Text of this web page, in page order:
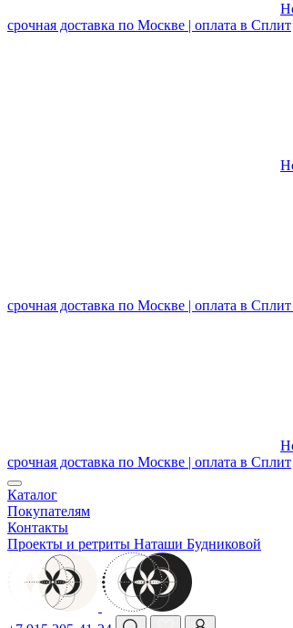
срочная доставка по Москве | оплата в Сплит
срочная доставка по Москве | оплата в Сплит
срочная доставка по Москве | оплата в Сплит
Каталог
Покупателям
Контакты
Проекты и ретриты Наташи Будниковой